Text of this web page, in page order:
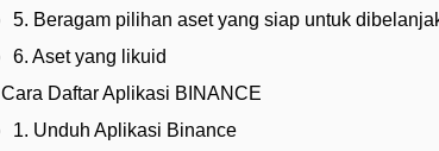
5. Beragam pilihan aset yang siap untuk
6. Aset yang likuid
Cara Daftar Aplikasi BINANCE
1. Unduh Aplikasi Binance